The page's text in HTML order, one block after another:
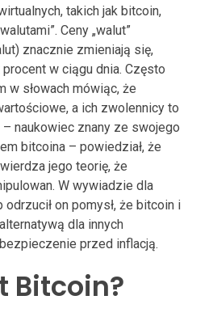
takich jak bitcoin,
Ceny „walut”
znacznie zmieniają się,
w ciągu dnia. Często
w słowach mówiąc, że
a ich zwolennicy to
– naukowiec znany ze swojego
bitcoina – powiedział, że
jego teorię, że
W wywiadzie dla
odrzucił on pomysł, że bitcoin i
dla innych
przed inflacją.
Bitcoin?